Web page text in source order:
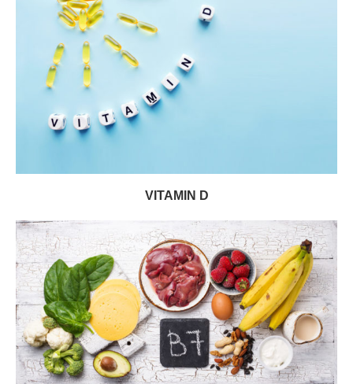
VITAMIN D